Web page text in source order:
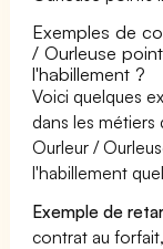
Exemples de
/ Ourleuse
l'habillement ?
Voici quelques
dans les métiers
Ourleur /
l'habillement
Exemple de
contrat au